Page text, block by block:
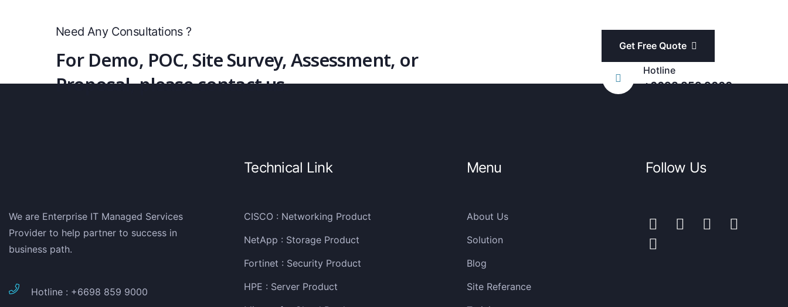
Need Any Consultations ?
For Demo, POC, Site Survey, Assessment, or
Proposal, please contact us.
Get Free Quote
Hotline
+6698 859 9000
We are Enterprise IT Managed Services
Provider to help partner to success in
business path.
Hotline : +6698 859 9000
Technical Link
CISCO : Networking Product
NetApp : Storage Product
Fortinet : Security Product
HPE : Server Product
Menu
About Us
Solution
Blog
Site Referance
Follow Us